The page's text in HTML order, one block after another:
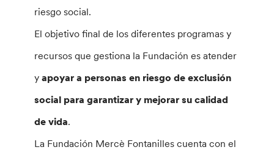
riesgo social.
El objetivo final de los diferentes programas y
recursos que gestiona la Fundación es atender
yapoyar a personas en riesgo de exclusión
social para garantizar y mejorar su calidad
de vida.
La Fundación Mercè Fontanilles cuenta con el